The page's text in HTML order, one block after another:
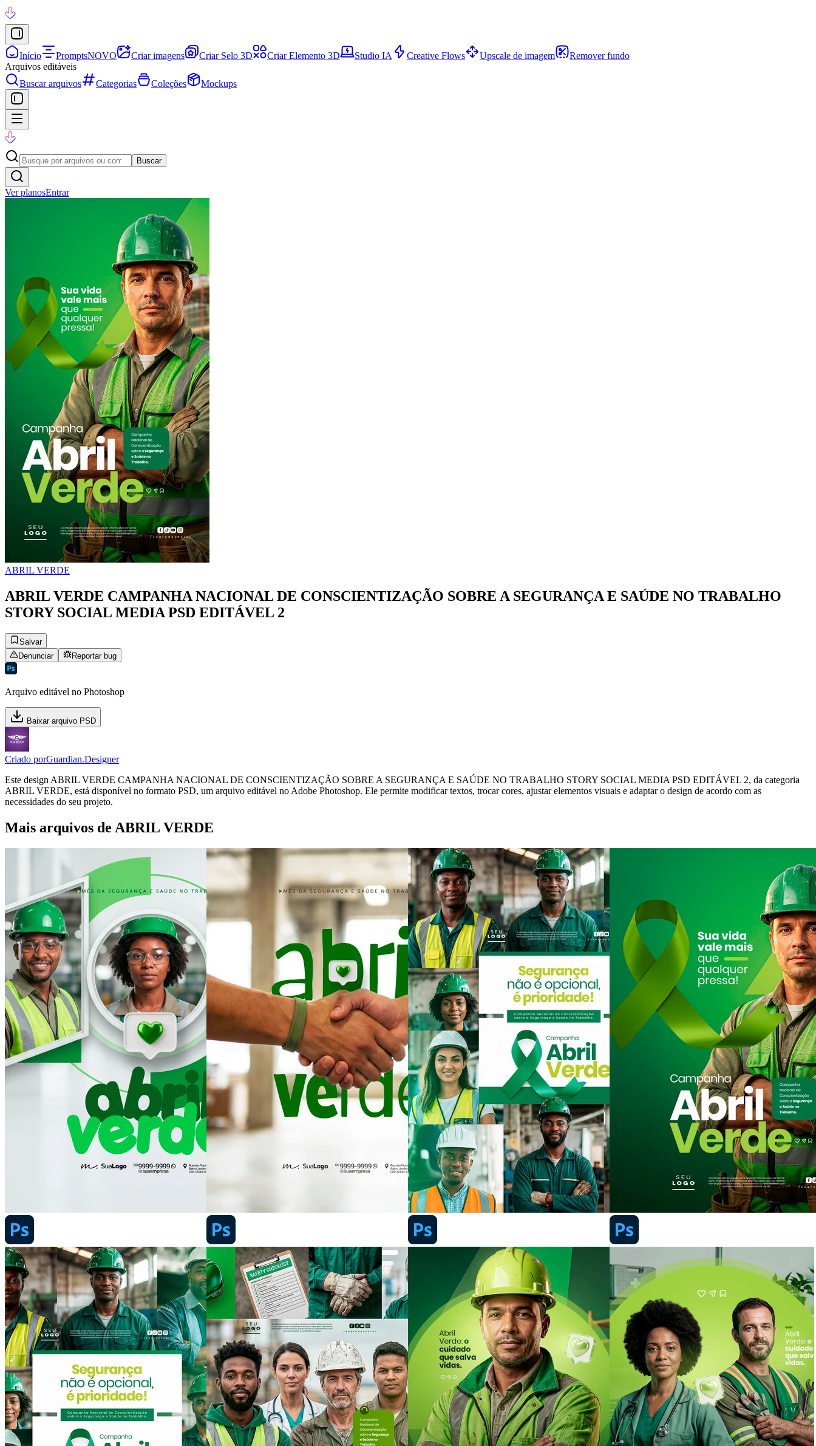
Início PromptsNOVO Criar imagens Criar Selo 3D Criar Elemento 3D Studio IA Creative Flows Upscale de imagem
Remover fundo
Arquivos editáveis
Buscar arquivos
Categorias Coleções Mockups
Buscar
Ver planosEntrar
ABRIL VERDE
ABRIL VERDE CAMPANHA NACIONAL DE CONSCIENTIZAÇÃO SOBRE A SEGURANÇA E SAÚDE NO TRABALHO
STORY SOCIAL MEDIA PSD EDITÁVEL 2
Salvar
Denunciar
Reportar bug
Arquivo editável no Photoshop
Baixar arquivo PSD
Criado porGuardian.Designer
Este design ABRIL VERDE CAMPANHA NACIONAL DE CONSCIENTIZAÇÃO SOBRE A SEGURANÇA E SAÚDE NO TRABALHO STORY SOCIAL MEDIA PSD EDITÁVEL 2, da categoria
ABRIL VERDE, está disponível no formato PSD, um arquivo editável no Adobe Photoshop. Ele permite modificar textos, trocar cores, ajustar elementos visuais e adaptar o design de acordo com as
necessidades do seu projeto.
Mais arquivos de ABRIL VERDE